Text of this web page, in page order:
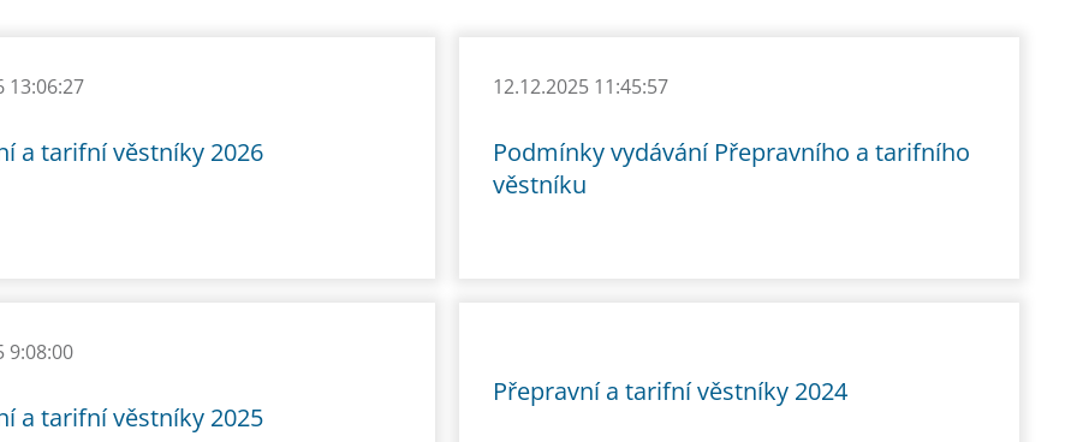
13:06:27
a tarifní věstníky 2026
12.12.2025 11:45:57
Podmínky vydávání Přepravního a tarifního
věstníku
9:08:00
a tarifní věstníky 2025
Přepravní a tarifní věstníky 2024